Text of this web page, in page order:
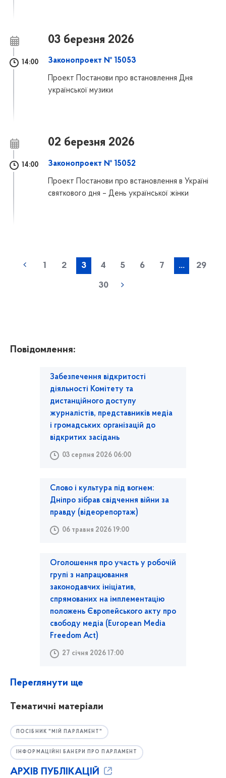
03 березня 2026
14:00 Законопроект № 15053
Проект Постанови про встановлення Дня
української музики
02 березня 2026
14:00 Законопроект № 15052
Проект Постанови про встановлення в Україні
святкового дня – День української жінки
1 2 3 4 5 6 7 ... 29
30
Повідомлення:
Забезпечення відкритості
діяльності Комітету та
дистанційного доступу
журналістів, представників медіа
і громадських організацій до
відкритих засідань
03 серпня 2026 06:00
Слово і культура під вогнем:
Дніпро зібрав свідчення війни за
правду (відеорепортаж)
06 травня 2026 19:00
Оголошення про участь у робочій
групі з напрацювання
законодавчих ініціатив,
спрямованих на імплементацію
положень Європейського акту про
свободу медіа (European Media
Freedom Act)
27 січня 2026 17:00
Переглянути ще
Тематичні матеріали
ПОСІБНИК "МІЙ ПАРЛАМЕНТ"
ІНФОРМАЦІЙНІ БАНЕРИ ПРО ПАРЛАМЕНТ
АРХІВ ПУБЛІКАЦІЙ